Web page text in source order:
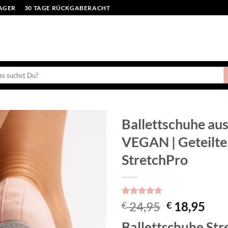
30 TAGE RÜCKGABERACHT
Ballettschuhe
VEGAN |
StretchPro
Bewertet
mit4.67
3
€24,95
Preis
€ 18,95